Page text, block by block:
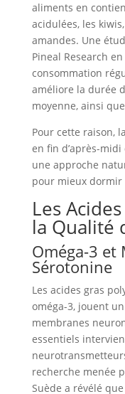
aliments en
acidulées, les
amandes. Une
Pineal Research
consommation
améliore la durée
moyenne, ainsi
Pour cette raison,
en fin d’après-
une approche
pour mieux dormir
Les
la Qualité
Oméga-3 et
Sérotonine
Les acides gras
oméga-3, jouent
membranes
essentiels
recherche menée
Suède a révélé